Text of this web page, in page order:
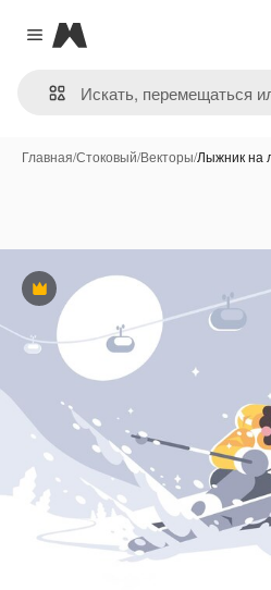
Close menu
Magnific
Главная/Стоковый/Векторы/Лыжник на
Премиум